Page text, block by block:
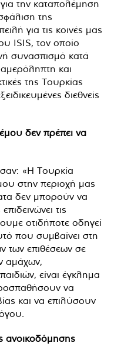
την καταπολέμηση
της
για τις κοινές μας
ISIS, τον οποίο
συνασπισμό κατά
και
της Τουρκίας
διεθνείς
δεν πρέπει να
«Η Τουρκία
στην περιοχή μας
δεν μπορούν να
τις
οτιδήποτε οδηγεί
που συμβαίνει στη
των επιθέσεων σε
αμάχων,
είναι έγκλημα
να
και να επιλύσουν
ανοικοδόμησης